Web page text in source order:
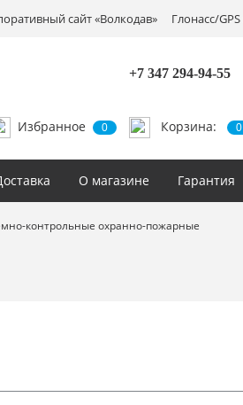
сайт «Волкодав» Глонасс/
Избранное 0
+7 347294-94-55
Корзина: 0
О магазине Гарантия
контрольные охранно-пожарные